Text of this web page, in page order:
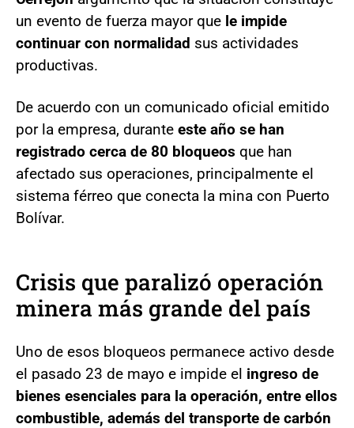
un evento de fuerza mayor que le impide
continuar con normalidad sus actividades
productivas.
De acuerdo con un comunicado oficial emitido
por la empresa, durante este año se han
registrado cerca de 80 bloqueos que han
afectado sus operaciones, principalmente el
sistema férreo que conecta la mina con Puerto
Bolívar.
Crisis que paralizó operación
minera más grande del país
Uno de esos bloqueos permanece activo desde
el pasado 23 de mayo e impide el ingreso de
bienes esenciales para la operación, entre ellos
combustible, además del transporte de carbón